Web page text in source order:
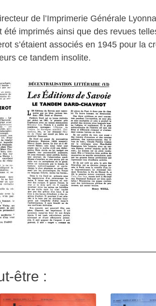
de l’Imprimerie Générale
été imprimés ainsi que des revues
s’étaient associés en 1945 pour la
ce tandem insolite.
être :